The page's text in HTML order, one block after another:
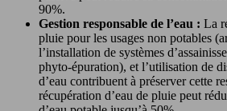
90%.
Gestion responsable de l’eau : La
pluie pour les usages non potables
l’installation de systèmes
phyto-épuration), et l’utilisation de
d’eau contribuent à préserver cette
récupération d’eau de pluie peut